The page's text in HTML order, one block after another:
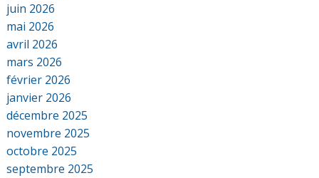
juin 2026
mai 2026
avril 2026
mars 2026
février 2026
janvier 2026
décembre 2025
novembre 2025
octobre 2025
septembre 2025